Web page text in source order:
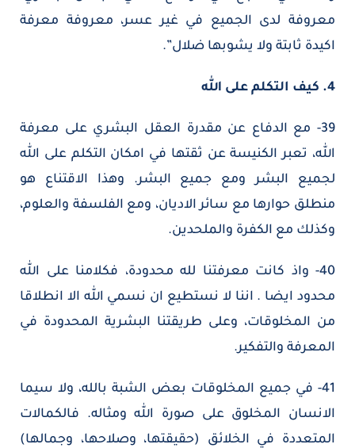
معروفة لدى الجميع في غير عسر، معروفة معرفة
اكيدة ثابتة ولا يشوبها ضلال”.
4. كيف التكلم على الله
39- مع الدفاع عن مقدرة العقل البشري على معرفة
الله، تعبر الكنيسة عن ثقتها في امكان التكلم على الله
لجميع البشر ومع جميع البشر. وهذا الاقتناع هو
منطلق حوارها مع سائر الاديان، ومع الفلسفة والعلوم،
وكذلك مع الكفرة والملحدين.
40- واذ كانت معرفتنا لله محدودة، فكلامنا على الله
محدود ايضا . اننا لا نستطيع ان نسمي الله الا انطلاقا
من المخلوقات، وعلى طريقتنا البشرية المحدودة في
المعرفة والتفكير.
41- في جميع المخلوقات بعض الشبة بالله، ولا سيما
الانسان المخلوق على صورة الله ومثاله. فالكمالات
المتعددة في الخلائق (حقيقتها، وصلاحها، وجمالها)